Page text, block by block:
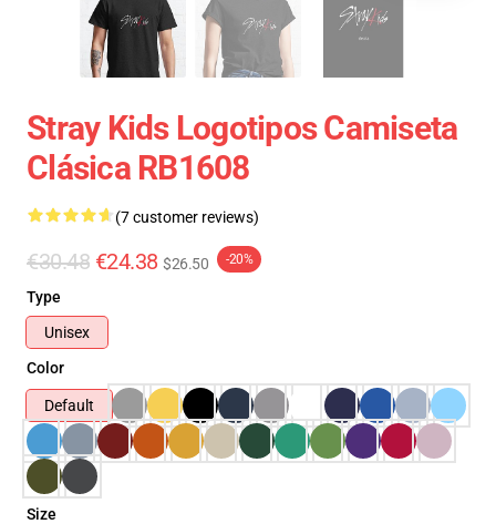
Stray Kids Logotipos Camiseta
Clásica RB1608
(7 customer reviews)
€30.48 €24.38 $26.50 -20%
Type
Unisex
Color
Default
Size